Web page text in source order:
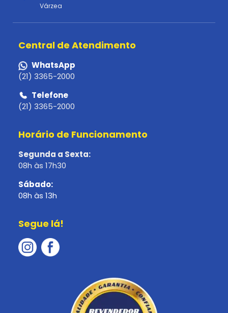
Várzea
Central de Atendimento
WhatsApp
(21) 3365-2000
Telefone
(21) 3365-2000
Horário de Funcionamento
Segunda a Sexta:
08h às 17h30
Sábado:
08h às 13h
Segue lá!